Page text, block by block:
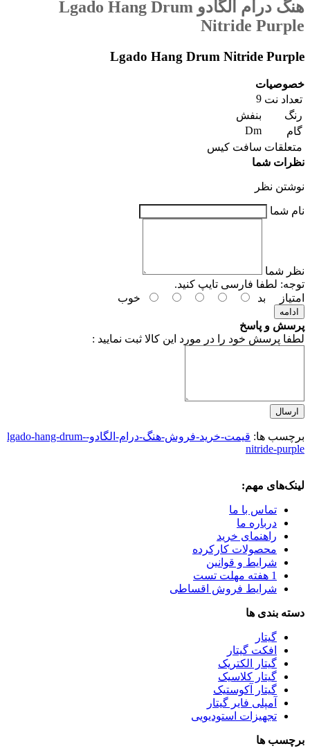
هنگ درام الگادو Lgado Hang Drum
Nitride Purple
Lgado Hang Drum Nitride Purple
خصوصیات
تعداد نت 9
رنگ
بنفش
گام
Dm
متعلقات سافت کیس
نظرات شما
نوشتن نظر
نام شما
نظر شما
توجه: لطفا فارسی تایپ کنید.
امتیاز
بد خوب
ادامه
پرسش و پاسخ
لطفا پرسش خود را در مورد این کالا ثبت نمایید :
ارسال
برچسب ها:
قیمت-خرید-فروش-هنگ-درام-الگادو-lgado-hang-drum-
nitride-purple
لینک‌های مهم:
تماس با ما
درباره ما
راهنمای خرید
محصولات کارکرده
شرایط و قوانین
1 هفته مهلت تست
شرایط فروش اقساطی
دسته بندی ها
گیتار
افکت گیتار
گیتار الکتریک
گیتار کلاسیک
گیتار آکوستیک
آمپلی فایر گیتار
تجهیزات استودیویی
برچسب ها